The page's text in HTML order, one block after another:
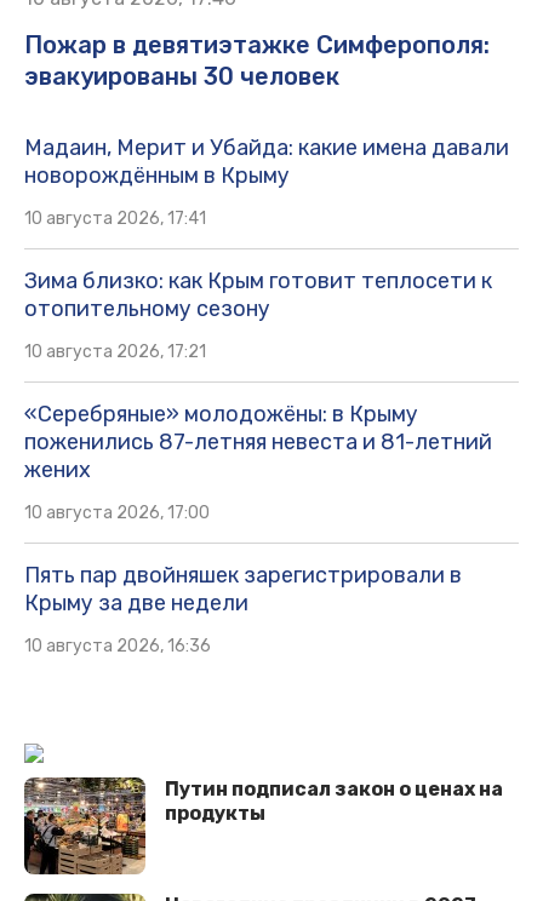
Пожар в девятиэтажке Симферополя:
эвакуированы 30 человек
Мадаин, Мерит и Убайда: какие имена давали
новорождённым в Крыму
10 августа 2026, 17:41
Зима близко: как Крым готовит теплосети к
отопительному сезону
10 августа 2026, 17:21
«Серебряные» молодожёны: в Крыму
поженились 87-летняя невеста и 81-летний
жених
10 августа 2026, 17:00
Пять пар двойняшек зарегистрировали в
Крыму за две недели
10 августа 2026, 16:36
Путин подписал закон о ценах на
продукты